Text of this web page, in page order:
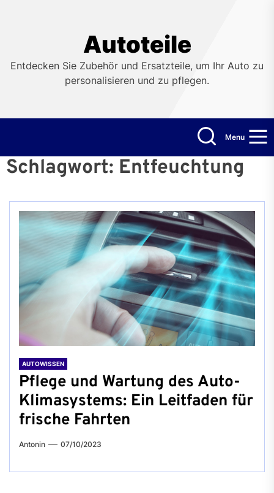
Autoteile
Entdecken Sie Zubehör und Ersatzteile, um Ihr Auto zu
personalisieren und zu pflegen.
Menu
Schlagwort: Entfeuchtung
AUTOWISSEN
Pflege und Wartung des Auto-
Klimasystems: Ein Leitfaden für
frische Fahrten
Antonin 07/10/2023